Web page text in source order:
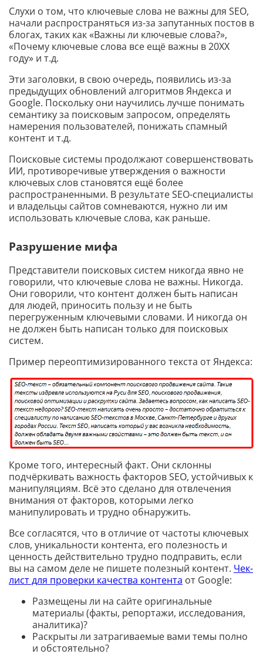
Слухи о том, что ключевые слова не важны для SEO,
начали распространяться из-за запутанных постов в
блогах, таких как «Важны ли ключевые слова?»,
«Почему ключевые слова все ещё важны в 20ХХ
году» и т.д.
Эти заголовки, в свою очередь, появились из-за
предыдущих обновлений алгоритмов Яндекса и
Google. Поскольку они научились лучше понимать
семантику за поисковым запросом, определять
намерения пользователей, понижать спамный
контент и т.д.
Поисковые системы продолжают совершенствовать
ИИ, противоречивые утверждения о важности
ключевых слов становятся ещё более
распространенными. В результате SEO-специалисты
и владельцы сайтов сомневаются, нужно ли им
использовать ключевые слова, как раньше.
Разрушение мифа
Представители поисковых систем никогда явно не
говорили, что ключевые слова не важны. Никогда.
Они говорили, что контент должен быть написан
для людей, приносить пользу и не быть
перегруженным ключевыми словами. И никогда он
не должен быть написан только для поисковых
систем.
Пример переоптимизированного текста от Яндекса:
Кроме того, интересный факт. Они склонны
подчёркивать важность факторов SEO, устойчивых к
манипуляциям. Всё это сделано для отвлечения
внимания от факторов, которыми легко
манипулировать и трудно обнаружить.
Все согласятся, что в отличие от частоты ключевых
слов, уникальности контента, его полезность и
ценность действительно трудно подправить, если
вы на самом деле не пишете полезный контент. Чек-
лист для проверки качества контента от Google:
Размещены ли на сайте оригинальные
материалы (факты, репортажи, исследования,
аналитика)?
Раскрыты ли затрагиваемые вами темы полно
и обстоятельно?